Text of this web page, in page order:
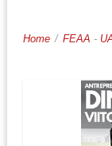
Home / FEAA -